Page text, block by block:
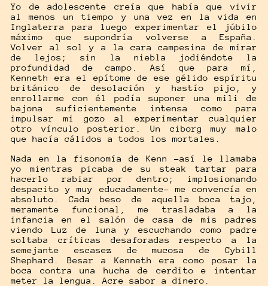
Yo de adolescente creía que había que vivir
al menos un tiempo y una vez en la vida en
Inglaterra para luego experimentar el júbilo
máximo que supondría volverse a España.
Volver al sol y a la cara campesina de mirar
de lejos; sin la niebla jodiéndote la
profundidad de campo. Así que para mí,
Kenneth era el epítome de ese gélido espíritu
británico de desolación y hastío pijo, y
enrollarme con él podía suponer una mili de
bajona suficientemente intensa como para
impulsar mi gozo al experimentar cualquier
otro vínculo posterior. Un ciborg muy malo
que hacía cálidos a todos los mortales.
Nada en la fisonomía de Kenn -así le llamaba
yo mientras picaba de su steak tartar para
hacerlo rabiar por dentro; implosionando
despacito y muy educadamente- me convencía en
absoluto. Cada beso de aquella boca tajo,
meramente funcional, me trasladaba a la
infancia en el salón de casa de mis padres
viendo Luz de luna y escuchando como padre
soltaba críticas desaforadas respecto a la
semejante escasez de mucosa de Cybill
Shephard. Besar a Kenneth era como posar la
boca contra una hucha de cerdito e intentar
meter la lengua. Acre sabor a dinero.